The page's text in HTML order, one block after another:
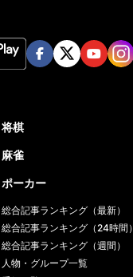
将棋
麻雀
ポーカー
総合記事ランキング（最新）
総合記事ランキング（24時間）
総合記事ランキング（週間）
人物・グループ一覧